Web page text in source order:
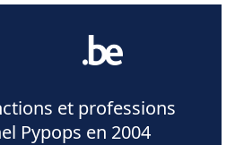
et professions
Pypops en 2004